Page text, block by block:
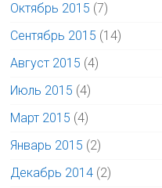
Октябрь 2015 (7)
Сентябрь 2015 (14)
Август 2015 (4)
Июль 2015 (4)
Март 2015 (4)
Январь 2015 (2)
Декабрь 2014 (2)